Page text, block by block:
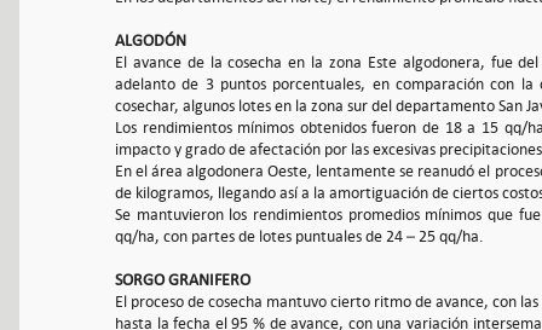
ALGODÓN
El avance de la cosecha en la zona Este algodonera, fue
adelanto de 3 puntos porcentuales, en comparación con
cosechar, algunos lotes en la zona sur del departamento San
Los rendimientos mínimos obtenidos fueron de 18 a 15 qq/
impacto y grado de afectación por las excesivas
En el área algodonera Oeste, lentamente se reanudó el
de kilogramos, llegando así a la amortiguación de ciertos
Se mantuvieron los rendimientos promedios mínimos que
qq/ha, con partes de lotes puntuales de 24 – 25 qq/ha.
SORGO GRANIFERO
El proceso de cosecha mantuvo cierto ritmo de avance, con
hasta la fecha el 95 % de avance, con una variación